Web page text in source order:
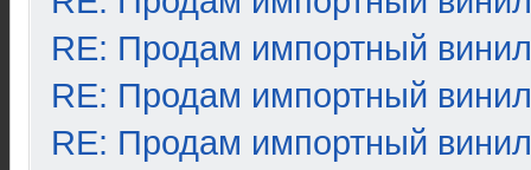
RE: Продам импортный винил
RE: Продам импортный винил
RE: Продам импортный винил